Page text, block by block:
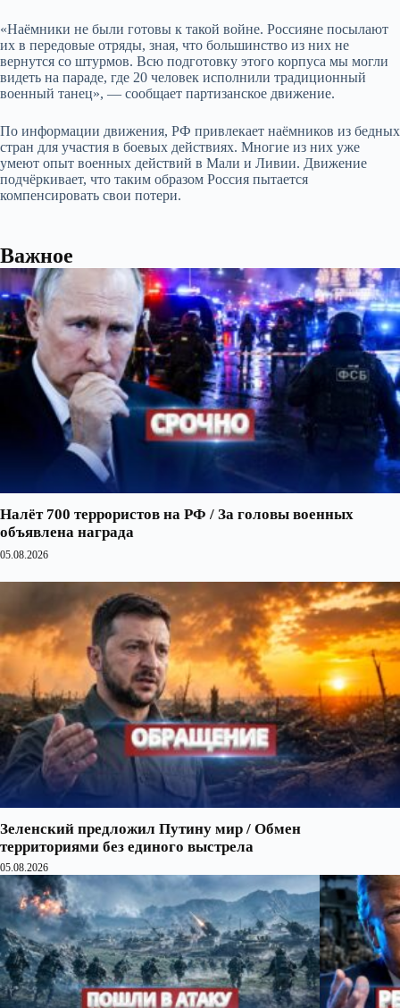
«Наёмники не были готовы к такой войне. Россияне посылают
их в передовые отряды, зная, что большинство из них не
вернутся со штурмов. Всю подготовку этого корпуса мы могли
видеть на параде, где 20 человек исполнили традиционный
военный танец», — сообщает партизанское движение.
По информации движения, РФ привлекает наёмников из бедных
стран для участия в боевых действиях. Многие из них уже
умеют опыт военных действий в Мали и Ливии. Движение
подчёркивает, что таким образом Россия пытается
компенсировать свои потери.
Важное
Налёт 700 террористов на РФ / За головы военных
объявлена награда
05.08.2026
Зеленский предложил Путину мир / Обмен
территориями без единого выстрела
05.08.2026